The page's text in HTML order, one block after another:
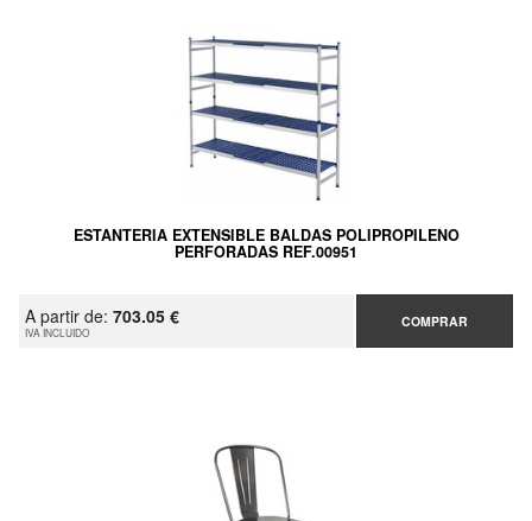
ESTANTERIA EXTENSIBLE BALDAS POLIPROPILENO
PERFORADAS REF.00951
A partir de: 703.05 €
IVA INCLUIDO
COMPRAR